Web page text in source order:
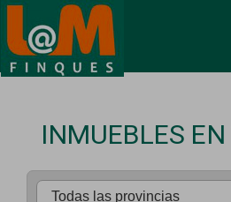
INMUEBLES